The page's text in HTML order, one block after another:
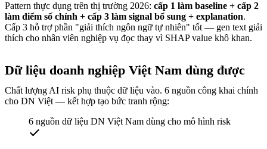
Pattern thực dụng trên thị trường 2026: cấp 1 làm baseline + cấp 2
làm điểm số chính + cấp 3 làm signal bổ sung + explanation.
Cấp 3 hỗ trợ phần "giải thích ngôn ngữ tự nhiên" tốt — gen text giải
thích cho nhân viên nghiệp vụ đọc thay vì SHAP value khô khan.
Dữ liệu doanh nghiệp Việt Nam dùng được
Chất lượng AI risk phụ thuộc dữ liệu vào. 6 nguồn công khai chính
cho DN Việt — kết hợp tạo bức tranh rộng:
6 nguồn dữ liệu DN Việt Nam dùng cho mô hình risk